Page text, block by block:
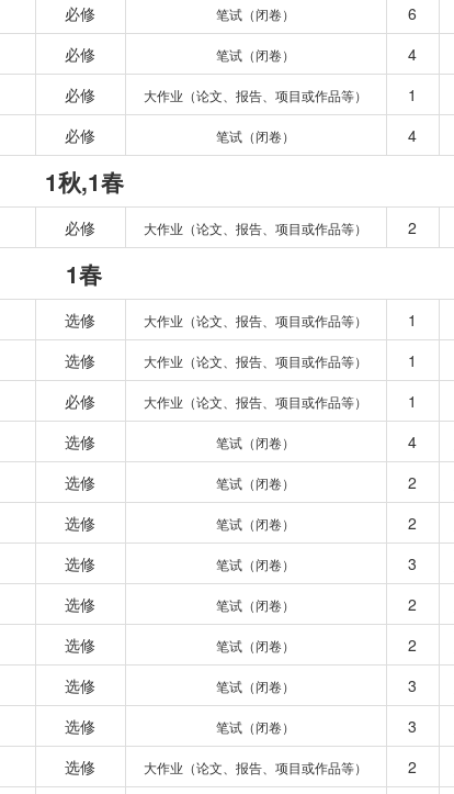
必修 笔试（闭卷） 6
必修 笔试（闭卷） 4
必修 大作业（论文、报告、项目或作品等） 1
必修 笔试（闭卷） 4
1秋,1春
必修 大作业（论文、报告、项目或作品等） 2
1春
选修 大作业（论文、报告、项目或作品等） 1
选修 大作业（论文、报告、项目或作品等） 1
必修 大作业（论文、报告、项目或作品等） 1
选修 笔试（闭卷） 4
选修 笔试（闭卷） 2
选修 笔试（闭卷） 2
选修 笔试（闭卷） 3
选修 笔试（闭卷） 2
选修 笔试（闭卷） 2
选修 笔试（闭卷） 3
选修 笔试（闭卷） 3
选修 大作业（论文、报告、项目或作品等） 2